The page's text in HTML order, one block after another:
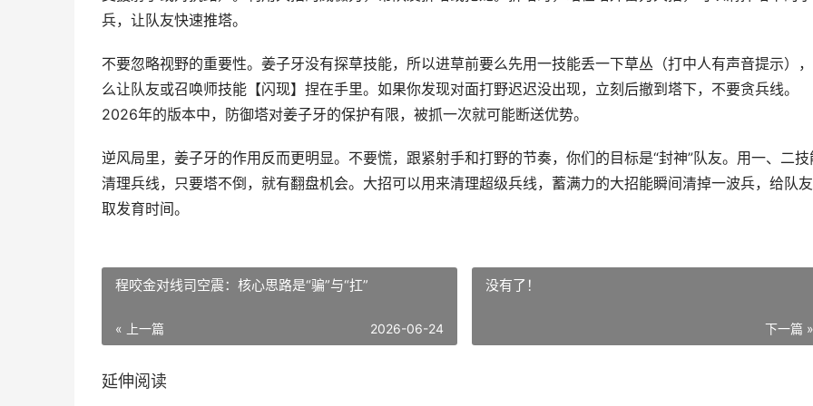
兵，让队友快速推塔。
不要忽略视野的重要性。姜子牙没有探草技能，所以进草前要么先用一技能丢一下草丛（打中人有声音提示）
么让队友或召唤师技能【闪现】捏在手里。如果你发现对面打野迟迟没出现，立刻后撤到塔下，不要贪兵线。
2026年的版本中，防御塔对姜子牙的保护有限，被抓一次就可能断送优势。
逆风局里，姜子牙的作用反而更明显。不要慌，跟紧射手和打野的节奏，你们的目标是“封神”队友。用一、二技
清理兵线，只要塔不倒，就有翻盘机会。大招可以用来清理超级兵线，蓄满力的大招能瞬间清掉一波兵，给队
取发育时间。
程咬金对线司空震：核心思路是“骗”与“扛”
« 上一篇 2026-06-24
没有了！
下一篇 »
延伸阅读